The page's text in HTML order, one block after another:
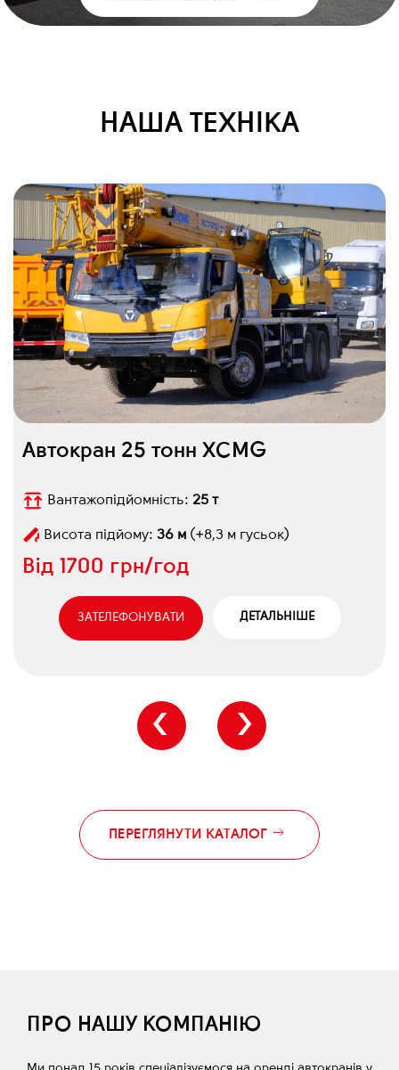
НАША ТЕХНІКА
Автокран 25 тонн XCMG
Вантажопідйомність: 25 т
Висота підйому: 36 м (+8,3 м гусьок)
Від 1700 грн/год
ЗАТЕЛЕФОНУВАТИ ДЕТАЛЬНІШЕ
‹ ›
ПЕРЕГЛЯНУТИ КАТАЛОГ
ПРО НАШУ КОМПАНІЮ